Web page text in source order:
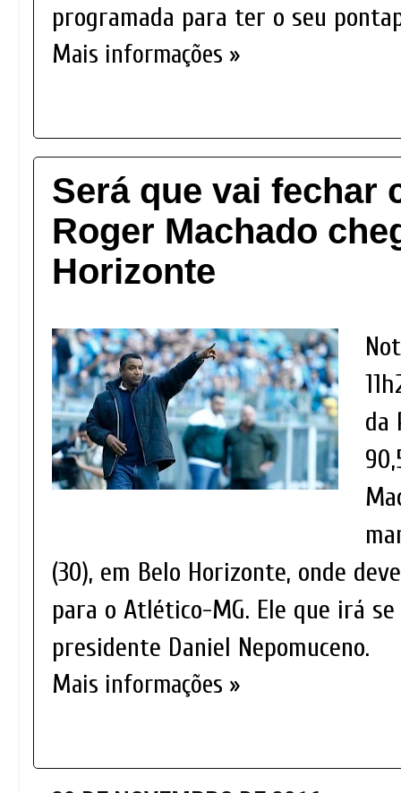
programada para ter o seu
Mais informações »
Será que vai fechar
Roger Machado
Horizonte
da
(30), em Belo Horizonte, onde
para o Atlético-MG. Ele que irá
presidente Daniel Nepomuceno.
Mais informações »